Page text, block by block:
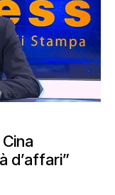
d’affari”